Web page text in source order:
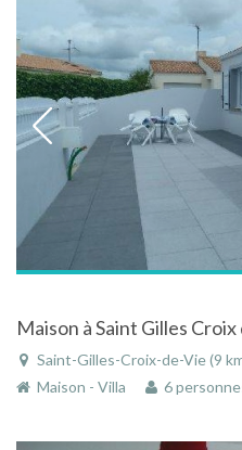
Saint-Gilles-Croix-de-Vie (9
Maison - Villa
6